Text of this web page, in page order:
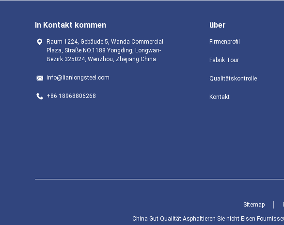
In Kontakt kommen
Raum 1224, Gebäude 5, Wanda Commercial
Plaza, Straße NO.1188 Yongding, Longwan-
Bezirk 325024, Wenzhou, Zhejiang.China
info@lianlongsteel.com
+86 18968806268
über
Firmenprofil
Fabrik Tour
Qualitätskontrolle
Kontakt
Sitemap
China Gut Qualität Asphaltieren Sie nicht Eisen